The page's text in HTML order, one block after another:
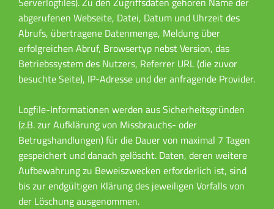
abgerufenen Webseite, Datei, Datum und Uhrzeit des
Abrufs, übertragene Datenmenge, Meldung über
erfolgreichen Abruf, Browsertyp nebst Version, das
Betriebssystem des Nutzers, Referrer URL (die zuvor
besuchte Seite), IP-Adresse und der anfragende Provider.
Logfile-Informationen werden aus Sicherheitsgründen
(z.B. zur Aufklärung von Missbrauchs- oder
Betrugshandlungen) für die Dauer von maximal 7 Tagen
gespeichert und danach gelöscht. Daten, deren weitere
Aufbewahrung zu Beweiszwecken erforderlich ist, sind
bis zur endgültigen Klärung des jeweiligen Vorfalls von
der Löschung ausgenommen.